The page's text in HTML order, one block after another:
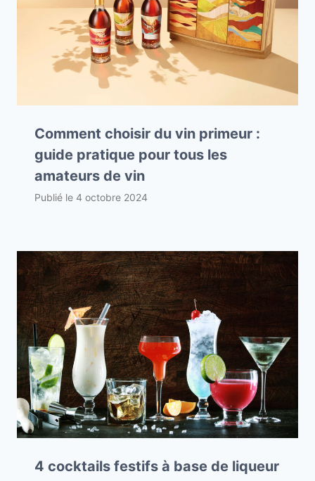
Comment choisir du vin primeur :
guide pratique pour tous les
amateurs de vin
Publié le 4 octobre 2024
4 cocktails festifs à base de liqueur